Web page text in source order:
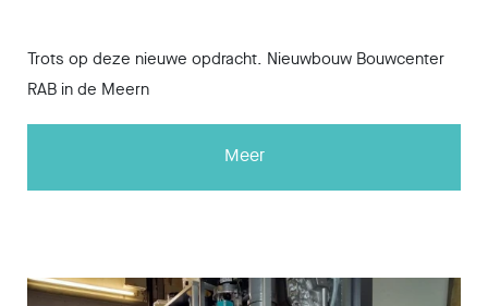
Trots op deze nieuwe opdracht. Nieuwbouw Bouwcenter
RAB in de Meern
Meer